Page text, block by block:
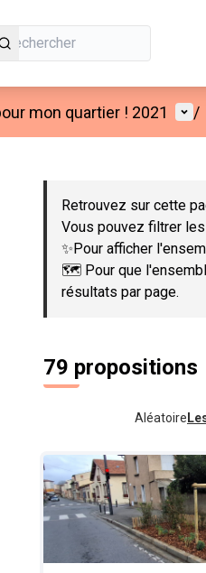
mon quartier ! 2021 /
Passer la carte
Retrouvez sur cette
Vous pouvez filtrer
✨Pour afficher
🗺️ Pour que
résultats par page.
79 propositions
Aléatoire